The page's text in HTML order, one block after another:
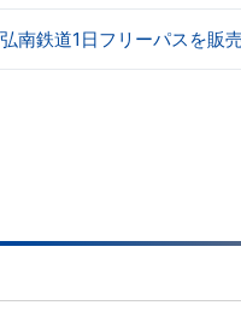
南鉄道1日フリーパスを販売